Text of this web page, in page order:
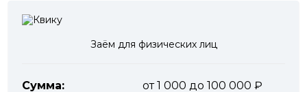
Заём для физических лиц
Сумма:
от 1 000 до 100 000